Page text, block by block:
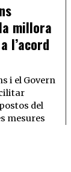
millora
l’acord
i el Govern
del
mesures